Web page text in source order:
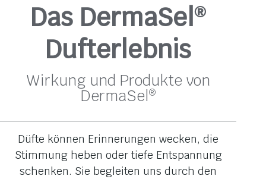
Das DermaSel ®
Dufterlebnis
Wirkung und Produkte von
DermaSel ®
Düfte können Erinnerungen wecken, die
Stimmung heben oder tiefe Entspannung
schenken. Sie begleiten uns durch den